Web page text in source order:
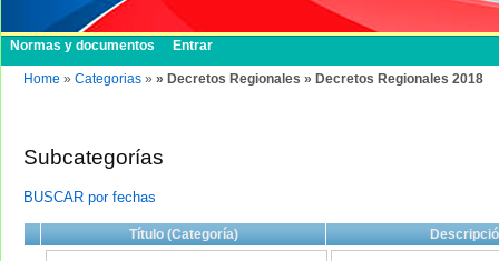
Normas y documentos Entrar
Home » Categorias » » Decretos Regionales » Decretos Regionales 2018
Subcategorías
BUSCAR por fechas
Título (Categoría)